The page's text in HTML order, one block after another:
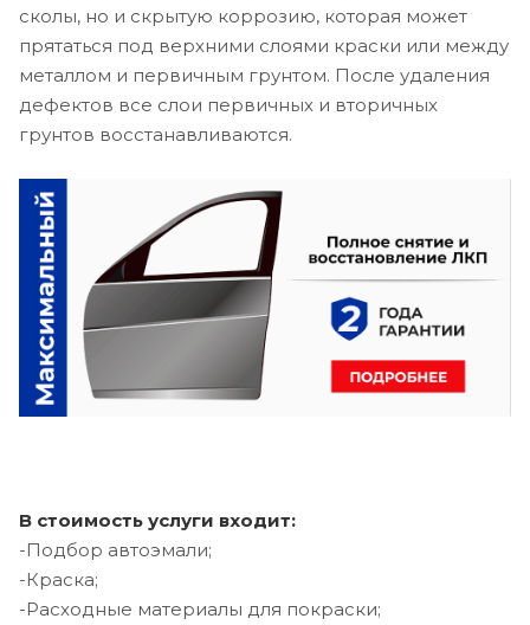
сколы, но и скрытую коррозию, которая может
прятаться под верхними слоями краски или между
металлом и первичным грунтом. После удаления
дефектов все слои первичных и вторичных
грунтов восстанавливаются.
В стоимость услуги входит:
-Подбор автоэмали;
-Краска;
-Расходные материалы для покраски;